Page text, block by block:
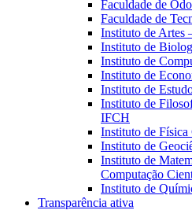
Faculdade de
Faculdade de
Instituto de Artes
Instituto de
Instituto de
Instituto de
Instituto de
Instituto de
IFCH
Instituto de
Instituto de
Instituto de
Computação
Instituto de
Transparência ativa